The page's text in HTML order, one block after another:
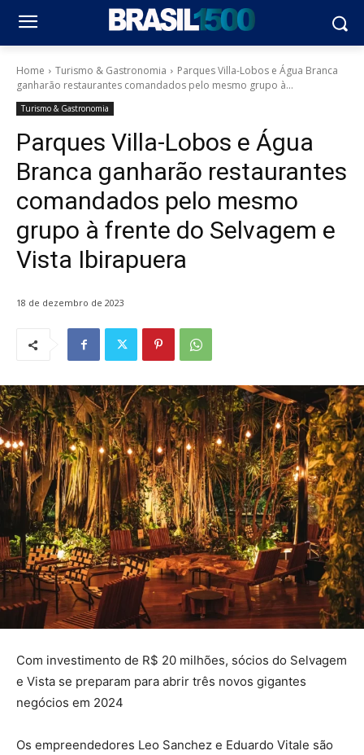
Home Turismo & Gastronomia
Parques Villa-Lobos e Água Branca
ganharão restaurantes comandados pelo mesmo grupo à...
Turismo & Gastronomia
Parques Villa-Lobos e Água
Branca ganharão restaurantes
comandados pelo mesmo
grupo à frente do Selvagem e
Vista Ibirapuera
18 de dezembro de 2023
Com investimento de R$ 20 milhões, sócios do Selvagem
e Vista se preparam para abrir três novos gigantes
negócios em 2024
Os empreendedores Leo Sanchez e Eduardo Vitale são